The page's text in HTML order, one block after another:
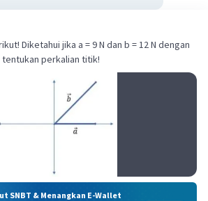
Diketahui jika a = 9 N dan b = 12 N dengan
perkalian titik!
SNBT & Menangkan E-Wallet